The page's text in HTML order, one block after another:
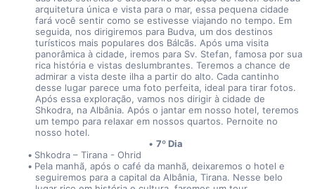
arquitetura única e vista para o mar, essa pequena cidade
fará você sentir como se estivesse viajando no tempo. Em
seguida, nos dirigiremos para Budva, um dos destinos
turísticos mais populares dos Bálcãs. Após uma visita
panorâmica à cidade, iremos para Sv. Stefan, famosa por sua
rica história e vistas deslumbrantes. Teremos a chance de
admirar a vista deste ilha a partir do alto. Cada cantinho
desse lugar parece uma foto perfeita, ideal para tirar fotos.
Após essa exploração, vamos nos dirigir à cidade de
Shkodra, na Albânia. Após o jantar em nosso hotel, teremos
um tempo para relaxar em nossos quartos. Pernoite no
nosso hotel.
7º Dia
Shkodra – Tirana - Ohrid
Pela manhã, após o café da manhã, deixaremos o hotel e
seguiremos para a capital da Albânia, Tirana. Nesse belo